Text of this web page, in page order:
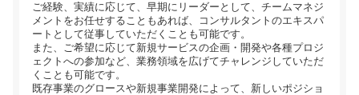
ご経験、実績に応じて、早期にリーダーとして、チームマネジ
メントをお任せすることもあれば、コンサルタントのエキスパ
ートとして従事していただくことも可能です。
また、ご希望に応じて新規サービスの企画・開発や各種プロジ
ェクトへの参加など、業務領域を広げてチャレンジしていただ
くことも可能です。
既存事業のグロースや新規事業開発によって、新しいポジショ